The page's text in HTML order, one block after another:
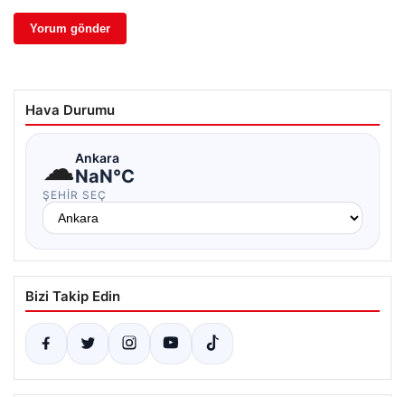
Hava Durumu
☁Ankara
NaN°C
ŞEHIR SEÇ
Bizi Takip Edin